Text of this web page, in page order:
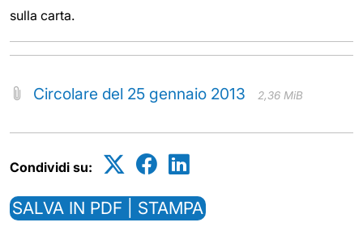
sulla carta.
Circolare del 25 gennaio 2013 2,36 MiB
Condividi su:
SALVA IN PDF | STAMPA